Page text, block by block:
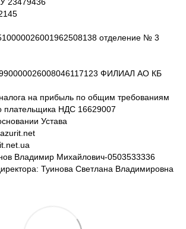
23479436
отделение № 3
ФИЛИАЛ АО КБ
на прибыль по общим требованиям
плательщика НДС 16629007
Устава
Владимир Михайлович-0503533336
Туинова Светлана Владимировна